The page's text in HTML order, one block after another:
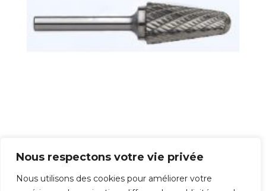
Nous respectons votre vie privée
Nous utilisons des cookies pour améliorer votre
bout sphérique